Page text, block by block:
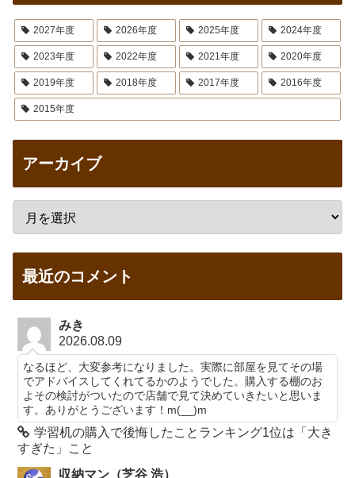
2027年度 2026年度 2025年度 2024年度
2023年度 2022年度 2021年度 2020年度
2019年度 2018年度 2017年度 2016年度
2015年度
アーカイブ
最近のコメント
みき
2026.08.09
なるほど、大変参考になりました。実際に部屋を見てその場
でアドバイスしてくれてるかのようでした。購入する棚のお
よその検討がついたので店舗で見て決めていきたいと思いま
す。ありがとうございます！m(__)m
学習机の購入で後悔したことランキング1位は「大き
すぎた」こと
収納マン（芝谷 浩）